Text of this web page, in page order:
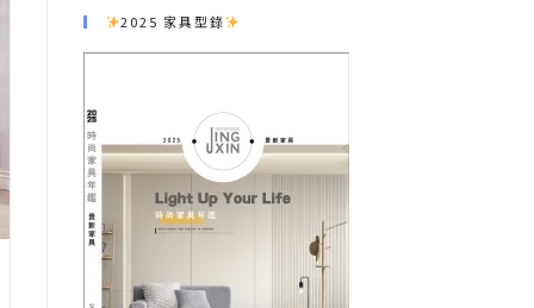
2025 家具型錄